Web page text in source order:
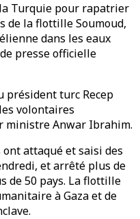
Turquie pour rapatrier
de la flottille Soumoud,
dans les eaux
presse officielle
président turc Recep
volontaires
ministre Anwar Ibrahim.
attaqué et saisi des
et arrêté plus de
de 50 pays. La flottille
à Gaza et de